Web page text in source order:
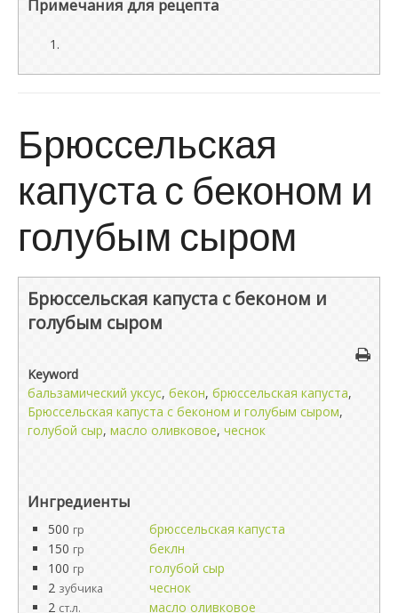
Примечания для рецепта
Брюссельская
капуста с беконом и
голубым сыром
Брюссельская капуста с беконом и
голубым сыром
Keyword
бальзамический уксус, бекон, брюссельская капуста,
Брюссельская капуста с беконом и голубым сыром,
голубой сыр, масло оливковое, чеснок
Ингредиенты
500 гр
брюссельская капуста
150 гр
беклн
100 гр
голубой сыр
2 зубчика
чеснок
2 ст.л. масло оливковое